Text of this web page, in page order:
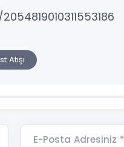
Atışı
E-Posta Adresiniz *